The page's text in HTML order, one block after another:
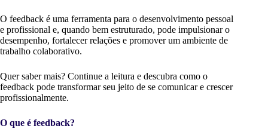
O feedback é uma ferramenta para o desenvolvimento pessoal
e profissional e, quando bem estruturado, pode impulsionar o
desempenho, fortalecer relações e promover um ambiente de
trabalho colaborativo.
Quer saber mais? Continue a leitura e descubra como o
feedback pode transformar seu jeito de se comunicar e crescer
profissionalmente.
O que é feedback?